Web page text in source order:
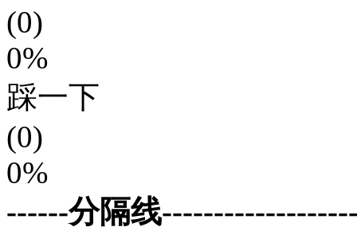
(0)
0%
踩一下
(0)
0%
------分隔线